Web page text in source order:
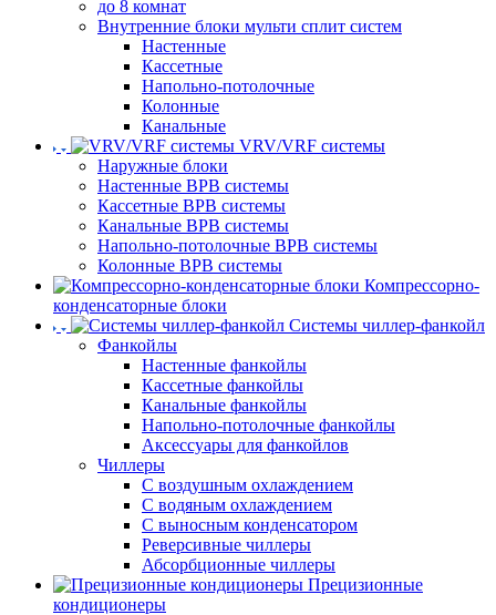
до 8 комнат
Внутренние блоки мульти сплит систем
Настенные
Кассетные
Напольно-потолочные
Колонные
Канальные
VRV/VRF системы
Наружные блоки
Настенные ВРВ системы
Кассетные ВРВ системы
Канальные ВРВ системы
Напольно-потолочные ВРВ системы
Колонные ВРВ системы
Компрессорно-
конденсаторные блоки
Системы чиллер-фанкойл
Фанкойлы
Настенные фанкойлы
Кассетные фанкойлы
Канальные фанкойлы
Напольно-потолочные фанкойлы
Аксессуары для фанкойлов
Чиллеры
С воздушным охлаждением
С водяным охлаждением
С выносным конденсатором
Реверсивные чиллеры
Абсорбционные чиллеры
Прецизионные
кондиционеры